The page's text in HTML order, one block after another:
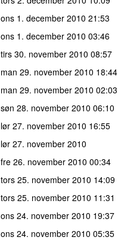
ons 1. december 2010 21:53
ons 1. december 2010 03:46
tirs 30. november 2010 08:57
man 29. november 2010 18:44
man 29. november 2010 02:03
søn 28. november 2010 06:10
lør 27. november 2010 16:55
lør 27. november 2010
fre 26. november 2010 00:34
tors 25. november 2010 14:09
tors 25. november 2010 11:31
ons 24. november 2010 19:37
ons 24. november 2010 05:35